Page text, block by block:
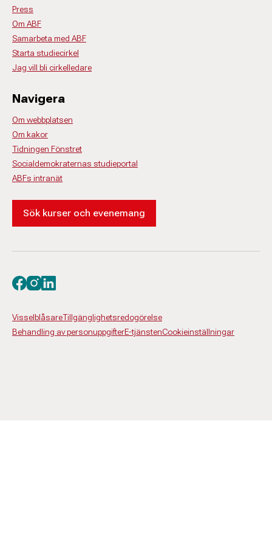
Press
Om ABF
Samarbeta med ABF
Starta studiecirkel
Jag vill bli cirkelledare
Navigera
Om webbplatsen
Om kakor
Tidningen Fönstret
Socialdemokraternas studieportal
ABFs intranät
Sök kurser och evenemang
VisselblåsareTillgänglighetsredogörelse
Behandling av personuppgifterE-tjänstenCookieinställningar
Besök oss på facebook
Besök oss på instagram
Besök oss på linkedin